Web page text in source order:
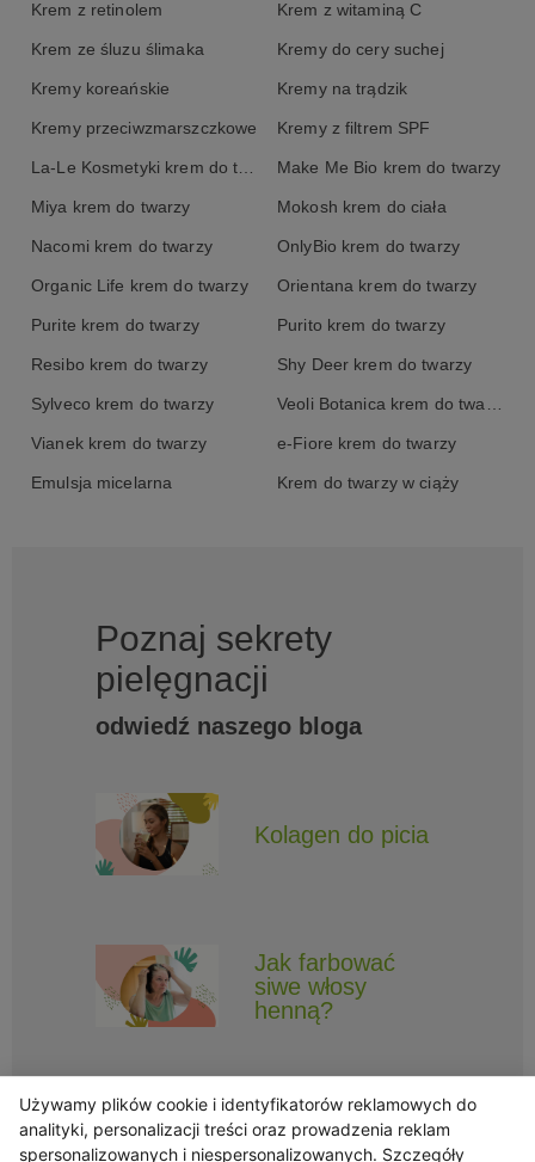
Krem z retinolem Krem z witaminą C
Krem ze śluzu ślimaka Kremy do cery suchej
Kremy koreańskie Kremy na trądzik
Kremy przeciwzmarszczkowe Kremy z filtrem SPF
La-Le Kosmetyki krem do twarzy Make Me Bio krem do twarzy
Miya krem do twarzy Mokosh krem do ciała
Nacomi krem do twarzy OnlyBio krem do twarzy
Organic Life krem do twarzy Orientana krem do twarzy
Purite krem do twarzy Purito krem do twarzy
Resibo krem do twarzy Shy Deer krem do twarzy
Sylveco krem do twarzy Veoli Botanica krem do twarzy
Vianek krem do twarzy e-Fiore krem do twarzy
Emulsja micelarna Krem do twarzy w ciąży
Poznaj sekrety
pielęgnacji
odwiedź naszego bloga
Kolagen do picia
Jak farbować
siwe włosy
henną?
Używamy plików cookie i identyfikatorów reklamowych do
analityki, personalizacji treści oraz prowadzenia reklam
spersonalizowanych i niespersonalizowanych. Szczegóły